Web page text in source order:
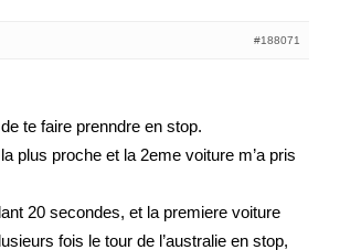
#188071
te faire prenndre en stop.
plus proche et la 2eme voiture m’a pris
20 secondes, et la premiere voiture
fois le tour de l’australie en stop,